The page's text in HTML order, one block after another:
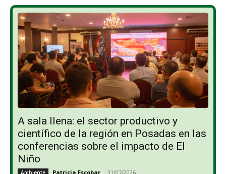
A sala llena: el sector productivo y
científico de la región en Posadas en las
conferencias sobre el impacto de El
Niño
Ambiente Patricia Escobar - 31/07/2026